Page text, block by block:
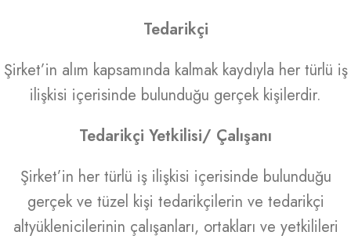
Tedarikçi
Şirket’in alım kapsamında kalmak kaydıyla her türlü iş
ilişkisi içerisinde bulunduğu gerçek kişilerdir.
Tedarikçi Yetkilisi/ Çalışanı
Şirket’in her türlü iş ilişkisi içerisinde bulunduğu
gerçek ve tüzel kişi tedarikçilerin ve tedarikçi
altyüklenicilerinin çalışanları, ortakları ve yetkilileri